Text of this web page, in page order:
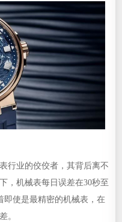
业的佼佼者，其背后离不
，机械表每日误差在30秒至
即使是最精密的机械表，在
。